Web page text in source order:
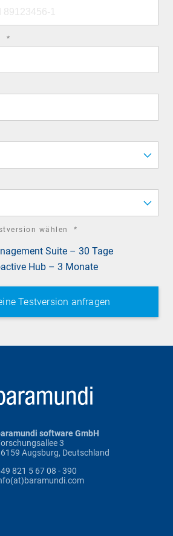
*
wählen *
Suite – 30 Tage
Hub – 3 Monate
software GmbH
3
Augsburg, Deutschland
821 5 67 08 - 390